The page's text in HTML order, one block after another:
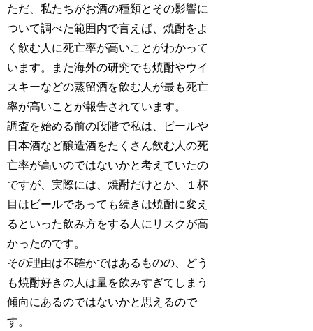
ただ、私たちがお酒の種類とその影響に
ついて調べた範囲内で言えば、焼酎をよ
く飲む人に死亡率が高いことがわかって
います。また海外の研究でも焼酎やウイ
スキーなどの蒸留酒を飲む人が最も死亡
率が高いことが報告されています。
調査を始める前の段階で私は、ビールや
日本酒など醸造酒をたくさん飲む人の死
亡率が高いのではないかと考えていたの
ですが、実際には、焼酎だけとか、１杯
目はビールであっても続きは焼酎に変え
るといった飲み方をする人にリスクが高
かったのです。
その理由は不確かではあるものの、どう
も焼酎好きの人は量を飲みすぎてしまう
傾向にあるのではないかと思えるので
す。